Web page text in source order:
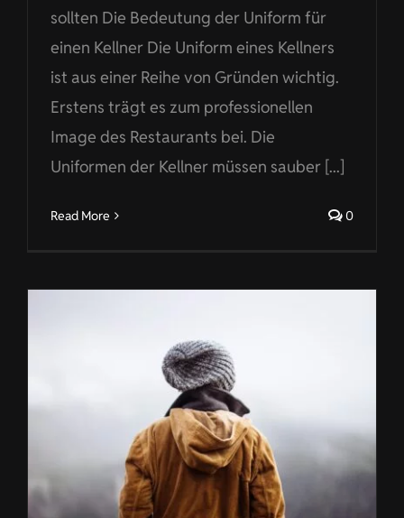
sollten Die Bedeutung der Uniform für
einen Kellner Die Uniform eines Kellners
ist aus einer Reihe von Gründen wichtig.
Erstens trägt es zum professionellen
Image des Restaurants bei. Die
Uniformen der Kellner müssen sauber [...]
Read More 0